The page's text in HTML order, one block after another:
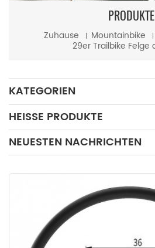
PRODUKTE
Zuhause Mountainbike
KATEGORIEN
HEISSE PRODUKTE
NEUESTEN NACHRICHTEN